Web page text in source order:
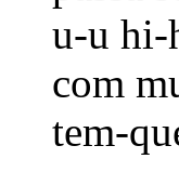
u-u hi-
com
tem-